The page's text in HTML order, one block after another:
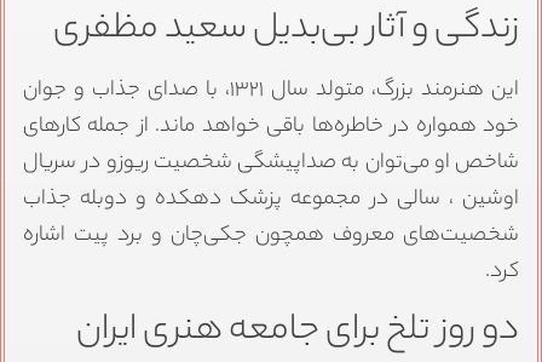
زندگی و آثار بی‌بدیل سعید مظفری
این هنرمند بزرگ، متولد سال ۱۳۲۱، با صدای جذاب و جوان
خود همواره در خاطره‌ها باقی خواهد ماند. از جمله کارهای
شاخص او می‌توان به صداپیشگی شخصیت ریوزو در سریال
اوشین ، سالی در مجموعه پزشک دهکده و دوبله جذاب
شخصیت‌های معروف همچون جکی‌چان و برد پیت اشاره
کرد.
دو روز تلخ برای جامعه هنری ایران